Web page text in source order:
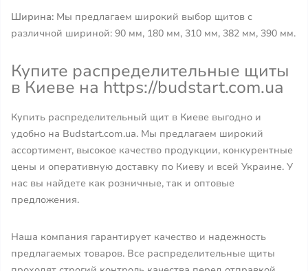
Ширина: Мы предлагаем широкий выбор щитов с
различной шириной: 90 мм, 180 мм, 310 мм, 382 мм, 390 мм.
Купите распределительные щиты
в Киеве на https://budstart.com.ua
Купить распределительный щит в Киеве выгодно и
удобно на Budstart.com.ua. Мы предлагаем широкий
ассортимент, высокое качество продукции, конкурентные
цены и оперативную доставку по Киеву и всей Украине. У
нас вы найдете как розничные, так и оптовые
предложения.
Наша компания гарантирует качество и надежность
предлагаемых товаров. Все распределительные щиты